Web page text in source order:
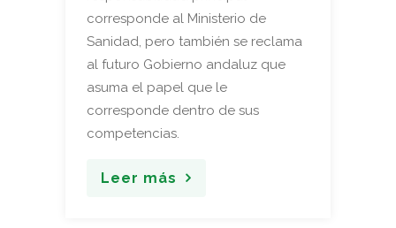
corresponde al Ministerio de
Sanidad, pero también se reclama
al futuro Gobierno andaluz que
asuma el papel que le
corresponde dentro de sus
competencias.
Leer más